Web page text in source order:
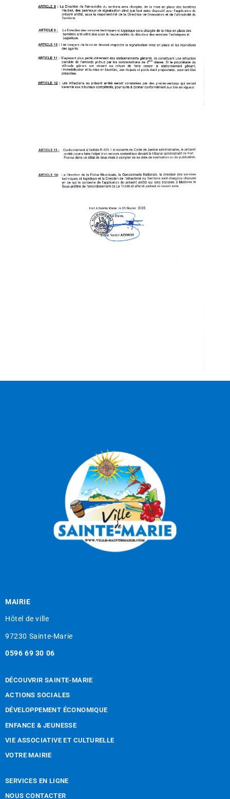
MAIRIE
Hôtel de ville
97230 Sainte-Marie
0596 69 30 06
DÉCOUVRIR SAINTE-MARIE
ACTIONS SOCIALES
DÉVELOPPEMENT ÉCONOMIQUE
ENFANCE & JEUNESSE
VIE ASSOCIATIVE ET CULTURELLE
VOTRE MAIRIE
SERVICES EN LIGNE
NOUS CONTACTER